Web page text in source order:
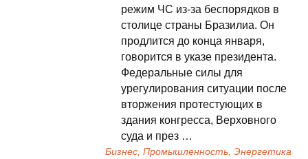
режим ЧС из-за беспорядков в
столице страны Бразилиа. Он
продлится до конца января,
говорится в указе президента.
Федеральные силы для
урегулирования ситуации после
вторжения протестующих в
здания конгресса, Верховного
суда и през …
Бизнес, Промышленность, Энергетика